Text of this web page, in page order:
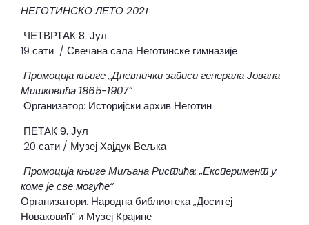
НЕГОТИНСКО ЛЕТО 2021
ЧЕТВРТАК 8. Јул
19 сати / Свечана сала Неготинске гимназије
Промоција књиге „Дневнички записи генерала Јована
Мишковића 1865-1907“
Организатор: Историјски архив Неготин
ПЕТАК 9. Јул
20 сати / Музеј Хајдук Вељка
Промоција књиге Миљана Ристића: „Експеримент у
коме је све могуће“
Организатори: Народна библиотека „Доситеј
Новаковић“ и Музеј Крајине